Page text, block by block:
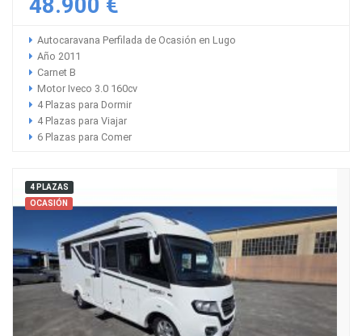
48.900 €
Autocaravana Perfilada de Ocasión en Lugo
Año 2011
Carnet B
Motor Iveco 3.0 160cv
4 Plazas para Dormir
4 Plazas para Viajar
6 Plazas para Comer
4 PLAZAS
OCASIÓN